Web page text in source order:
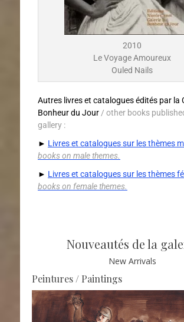
2010
Le Voyage Amoureux
Ouled Nails
Autres livres et catalogues édités par la
Bonheur du Jour / other books
gallery :
► Livres et catalogues sur les thèmes
books on male themes.
► Livres et catalogues sur les thèmes
books on female themes.
Nouveautés de la
New Arrivals
Peintures / Paintings